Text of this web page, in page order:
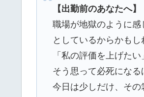
【出勤前のあなたへ】
職場が地獄のように
としているからかもし
「私の評価を上げた
そう思って必死になる
今日は少しだけ、その